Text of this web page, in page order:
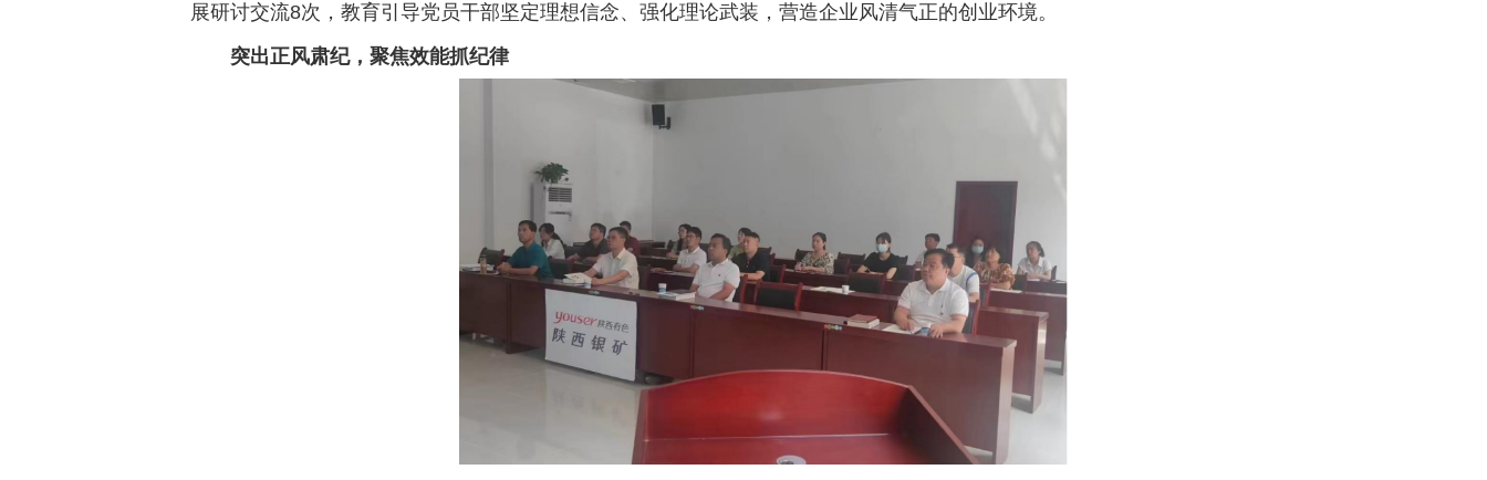
展研讨交流8次，教育引导党员干部坚定理想信念、强化理论武装，营造企业风清气正的创业环境。
突出正风肃纪，聚焦效能抓纪律